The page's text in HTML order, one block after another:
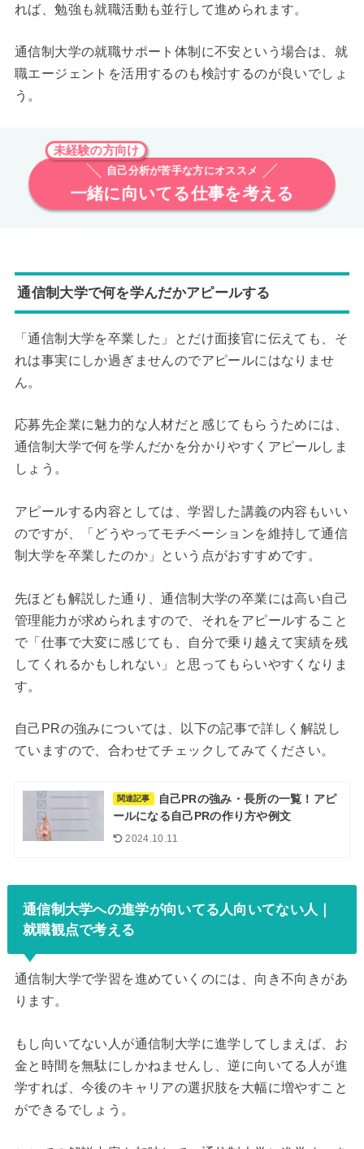
れば、勉強も就職活動も並行して進められます。
通信制大学の就職サポート体制に不安という場合は、就
職エージェントを活用するのも検討するのが良いでしょ
う。
未経験の方向け
自己分析が苦手な方にオススメ
一緒に向いてる仕事を考える
通信制大学で何を学んだかアピールする
「通信制大学を卒業した」とだけ面接官に伝えても、そ
れは事実にしか過ぎませんのでアピールにはなりませ
ん。
応募先企業に魅力的な人材だと感じてもらうためには、
通信制大学で何を学んだかを分かりやすくアピールしま
しょう。
アピールする内容としては、学習した講義の内容もいい
のですが、「どうやってモチベーションを維持して通信
制大学を卒業したのか」という点がおすすめです。
先ほども解説した通り、通信制大学の卒業には高い自己
管理能力が求められますので、それをアピールすること
で「仕事で大変に感じても、自分で乗り越えて実績を残
してくれるかもしれない」と思ってもらいやすくなりま
す。
自己PRの強みについては、以下の記事で詳しく解説し
ていますので、合わせてチェックしてみてください。
関連記事
自己PRの強み・長所の一覧！アピ
ールになる自己PRの作り方や例文
2024.10.11
通信制大学への進学が向いてる人向いてない人｜
就職観点で考える
通信制大学で学習を進めていくのには、向き不向きがあ
ります。
もし向いてない人が通信制大学に進学してしまえば、お
金と時間を無駄にしかねませんし、逆に向いてる人が進
学すれば、今後のキャリアの選択肢を大幅に増やすこと
ができるでしょう。